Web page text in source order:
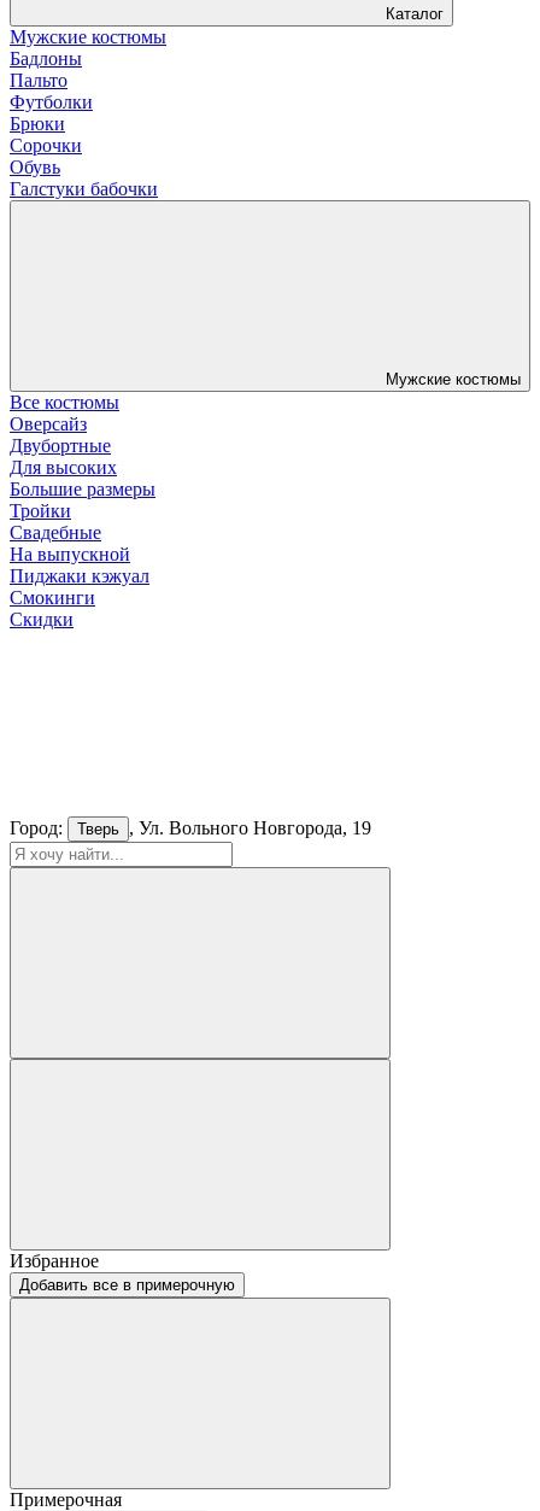
Каталог
Мужские костюмы
Бадлоны
Пальто
Футболки
Брюки
Сорочки
Обувь
Галстуки бабочки
Мужские костюмы
Все костюмы
Оверсайз
Двубортные
Для высоких
Большие размеры
Тройки
Свадебные
На выпускной
Пиджаки кэжуал
Смокинги
Скидки
Город: Тверь , Ул. Вольного Новгорода, 19
Избранное
Добавить все в примерочную
Примерочная